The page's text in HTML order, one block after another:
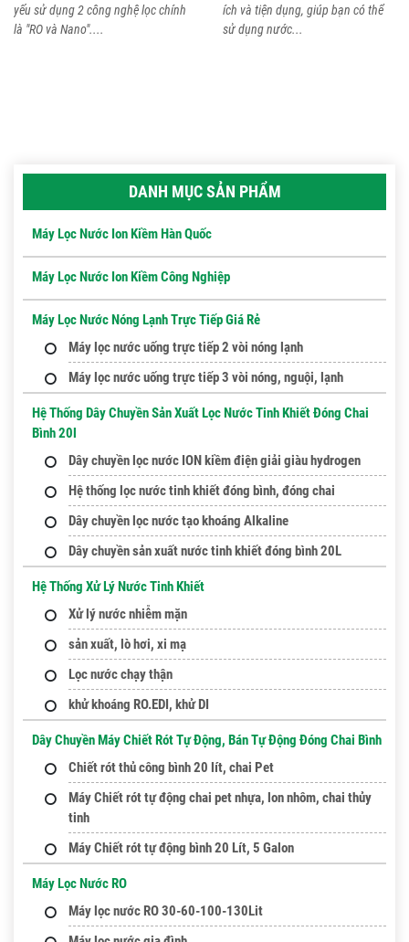
yếu sử dụng 2 công nghệ lọc chính
là "RO và Nano"....
ích và tiện dụng, giúp bạn có thể
sử dụng nước...
DANH MỤC SẢN PHẨM
Máy Lọc Nước Ion Kiềm Hàn Quốc
Máy Lọc Nước Ion Kiềm Công Nghiệp
Máy Lọc Nước Nóng Lạnh Trực Tiếp Giá Rẻ
Máy lọc nước uống trực tiếp 2 vòi nóng lạnh
Máy lọc nước uống trực tiếp 3 vòi nóng, nguội, lạnh
Hệ Thống Dây Chuyền Sản Xuất Lọc Nước Tinh Khiết Đóng Chai
Bình 20l
Dây chuyền lọc nước ION kiềm điện giải giàu hydrogen
Hệ thống lọc nước tinh khiết đóng bình, đóng chai
Dây chuyền lọc nước tạo khoáng Alkaline
Dây chuyền sản xuất nước tinh khiết đóng bình 20L
Hệ Thống Xử Lý Nước Tinh Khiết
Xử lý nước nhiễm mặn
sản xuất, lò hơi, xi mạ
Lọc nước chạy thận
khử khoáng RO.EDI, khử DI
Dây Chuyền Máy Chiết Rót Tự Động, Bán Tự Động Đóng Chai Bình
Chiết rót thủ công bình 20 lít, chai Pet
Máy Chiết rót tự động chai pet nhựa, lon nhôm, chai thủy
tinh
Máy Chiết rót tự động bình 20 Lít, 5 Galon
Máy Lọc Nước RO
Máy lọc nước RO 30-60-100-130Lit